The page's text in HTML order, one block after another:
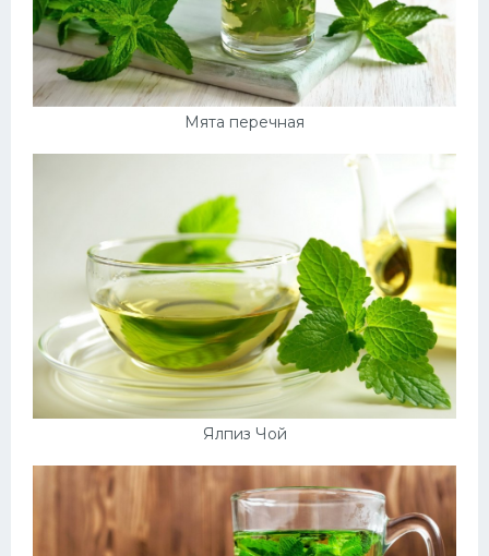
Мята перечная
Ялпиз Чой